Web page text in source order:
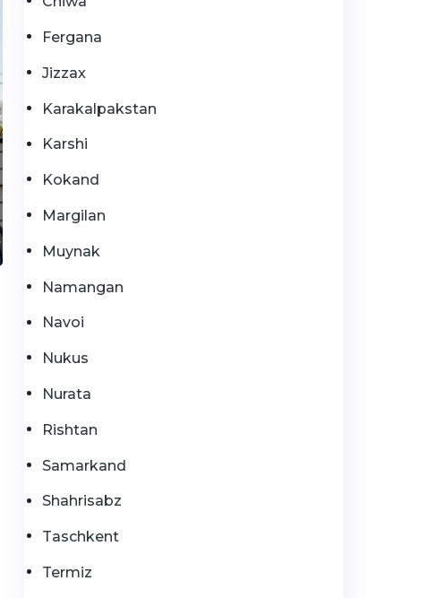
Fergana
Jizzax
Karakalpakstan
Karshi
Kokand
Margilan
Muynak
Namangan
Navoi
Nukus
Nurata
Rishtan
Samarkand
Shahrisabz
Taschkent
Termiz